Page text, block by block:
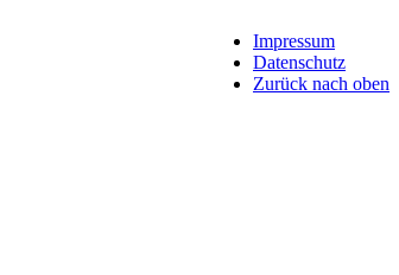
Impressum
Datenschutz
Zurück nach oben